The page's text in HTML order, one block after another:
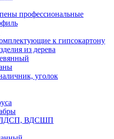
профессиональные
к гипсокартону
из дерева
уголок
ВДСШП